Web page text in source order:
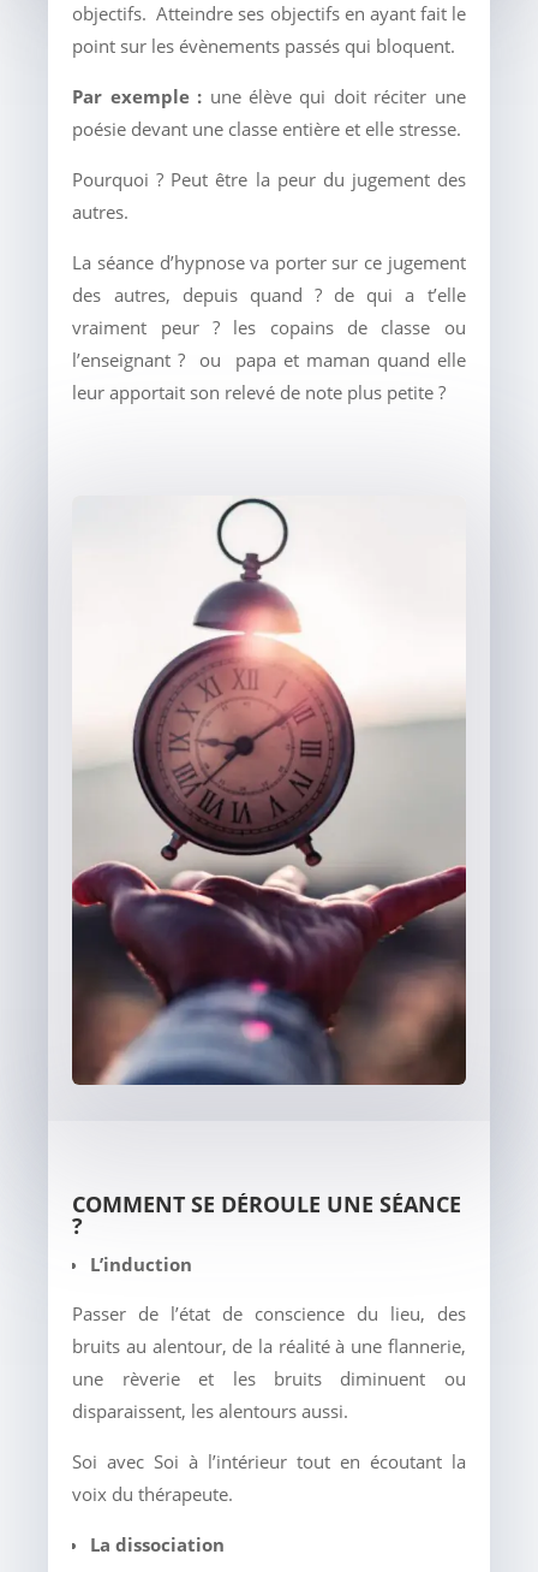
objectifs. Atteindre ses objectifs en ayant fait le
point sur les évènements passés qui bloquent.
Par exemple: une élève qui doit réciter une
poésie devant une classe entière et elle stresse.
Pourquoi ? Peut être la peur du jugement des
autres.
La séance d’hypnose va porter sur ce jugement
des autres, depuis quand ? de qui a t’elle
vraiment peur ? les copains de classe ou
l’enseignant ? ou papa et maman quand elle
leur apportait son relevé de note plus petite ?
COMMENT SE DÉROULE UNE SÉANCE
?
L’induction
Passer de l’état de conscience du lieu, des
bruits au alentour, de la réalité à une flannerie,
une rèverie et les bruits diminuent ou
disparaissent, les alentours aussi.
Soi avec Soi à l’intérieur tout en écoutant la
voix du thérapeute.
La dissociation